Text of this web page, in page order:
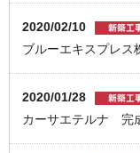
2020/02/10
ブルーエキスプレ
2020/01/28
カーサエテルナ 完